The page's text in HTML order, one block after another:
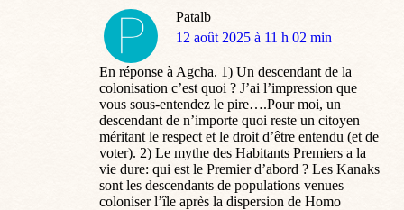
Patalb
dit
12 août 2025 à 11 h 02 min
En réponse à Agcha. 1) Un descendant de la
colonisation c’est quoi ? J’ai l’impression que
vous sous-entendez le pire….Pour moi, un
descendant de n’importe quoi reste un citoyen
méritant le respect et le droit d’être entendu (et de
voter). 2) Le mythe des Habitants Premiers a la
vie dure: qui est le Premier d’abord ? Les Kanaks
sont les descendants de populations venues
coloniser l’île après la dispersion de Homo